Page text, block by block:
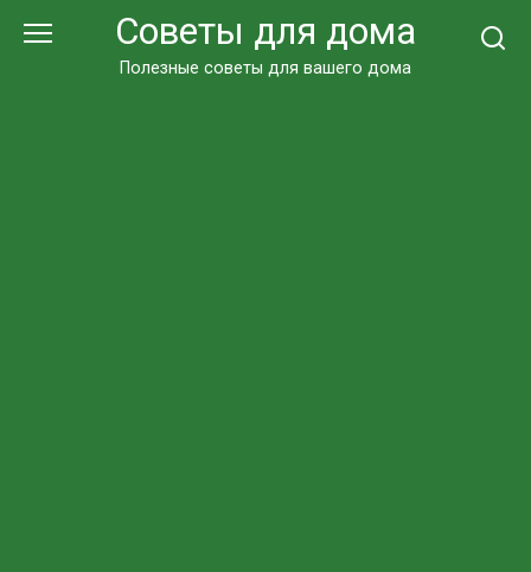
Советы для дома
Полезные советы для вашего дома